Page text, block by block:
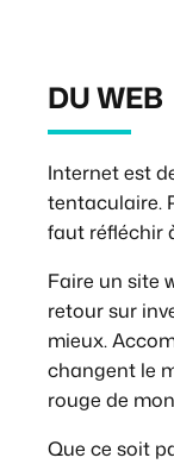
DU WEB
Internet est
tentaculaire.
faut réfléchir
Faire un site
retour sur
mieux.
changent le
rouge de
Que ce soit